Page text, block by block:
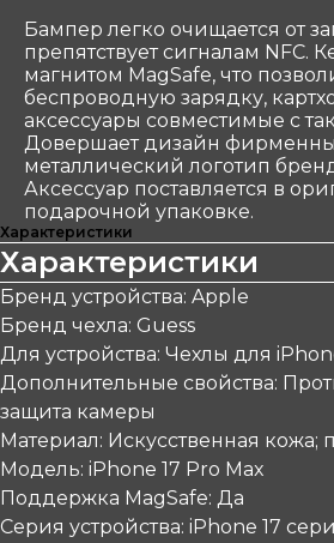
Бампер легко очищается от
препятствует сигналам NFC.
магнитом MagSafe, что
беспроводную зарядку,
аксессуары совместимые с
Довершает дизайн
металлический логотип
Аксессуар поставляется в
подарочной упаковке.
Характеристики
Характеристики
Бренд устройства: Apple
Бренд чехла: Guess
Для устройства: Чехлы для
Дополнительные свойства:
защита камеры
Материал: Искусственная кожа;
Модель: iPhone 17 Pro Max
Поддержка MagSafe: Да
Серия устройства: iPhone 17